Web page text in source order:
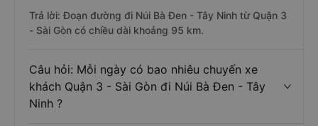
Trả lời: Đoạn đường đi Núi Bà Đen - Tây Ninh từ Quận 3
- Sài Gòn có chiều dài khoảng 95 km.
Câu hỏi: Mỗi ngày có bao nhiêu chuyến xe
khách Quận 3 - Sài Gòn đi Núi Bà Đen - Tây
Ninh ?